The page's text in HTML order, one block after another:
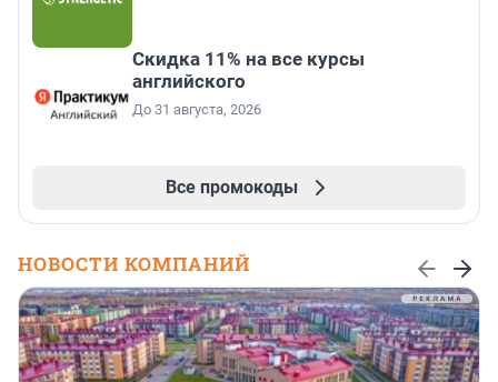
Скидка 11% на все курсы
английского
До 31 августа, 2026
Все промокоды
НОВОСТИ КОМПАНИЙ